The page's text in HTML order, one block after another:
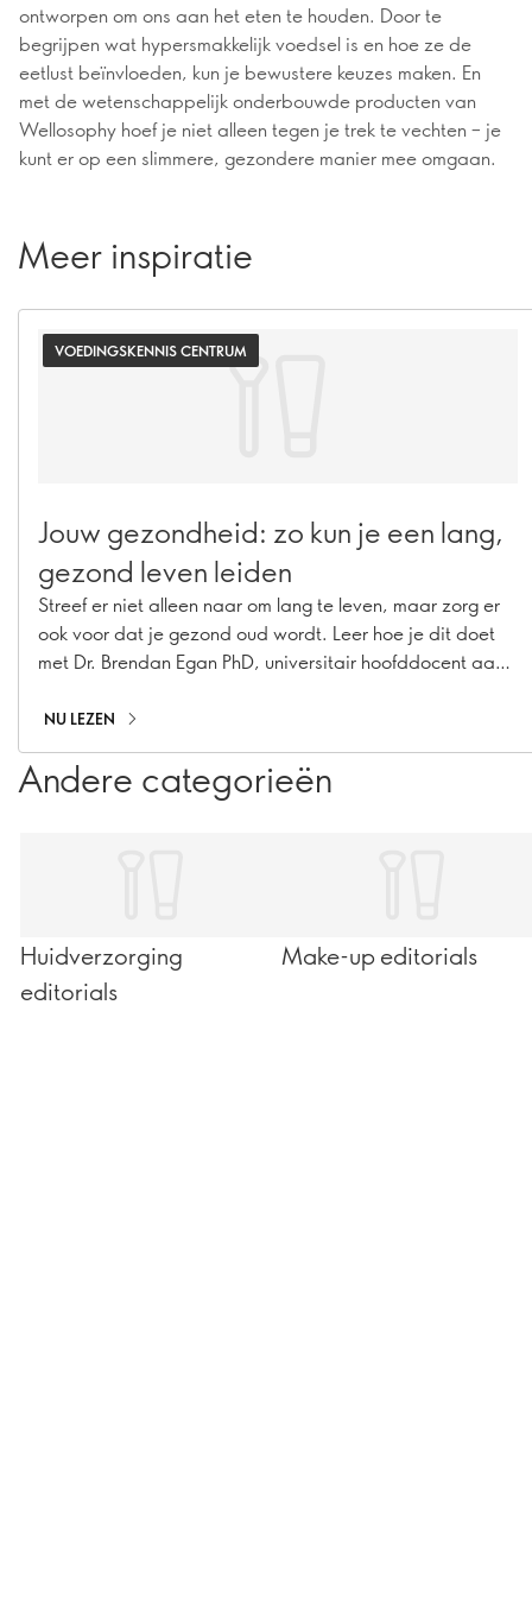
ontworpen om ons aan het eten te houden. Door te
begrijpen wat hypersmakkelijk voedsel is en hoe ze de
eetlust beïnvloeden, kun je bewustere keuzes maken. En
met de wetenschappelijk onderbouwde producten van
Wellosophy hoef je niet alleen tegen je trek te vechten – je
kunt er op een slimmere, gezondere manier mee omgaan.
Meer inspiratie
VOEDINGSKENNIS CENTRUM
Jouw gezondheid: zo kun je een lang,
gezond leven leiden
Streef er niet alleen naar om lang te leven, maar zorg er
ook voor dat je gezond oud wordt. Leer hoe je dit doet
met Dr. Brendan Egan PhD, universitair hoofddocent aan
NU LEZEN
Andere categorieën
Huidverzorging
editorials
Make-up editorials